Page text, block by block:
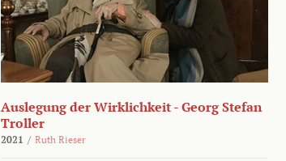
Auslegung der Wirklichkeit - Georg Stefan
Troller
2021 / Ruth Rieser